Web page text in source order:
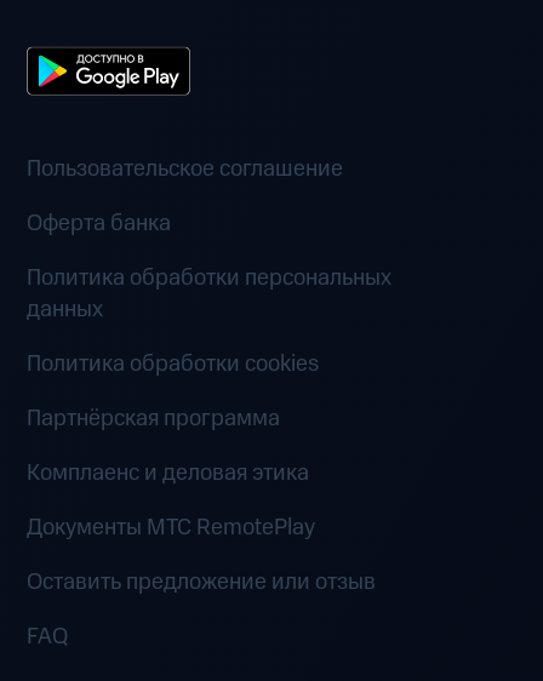
Пользовательское соглашение
Оферта банка
Политика обработки персональных
данных
Политика обработки cookies
Партнёрская программа
Комплаенс и деловая этика
Документы MTC RemotePlay
Оставить предложение или отзыв
FAQ